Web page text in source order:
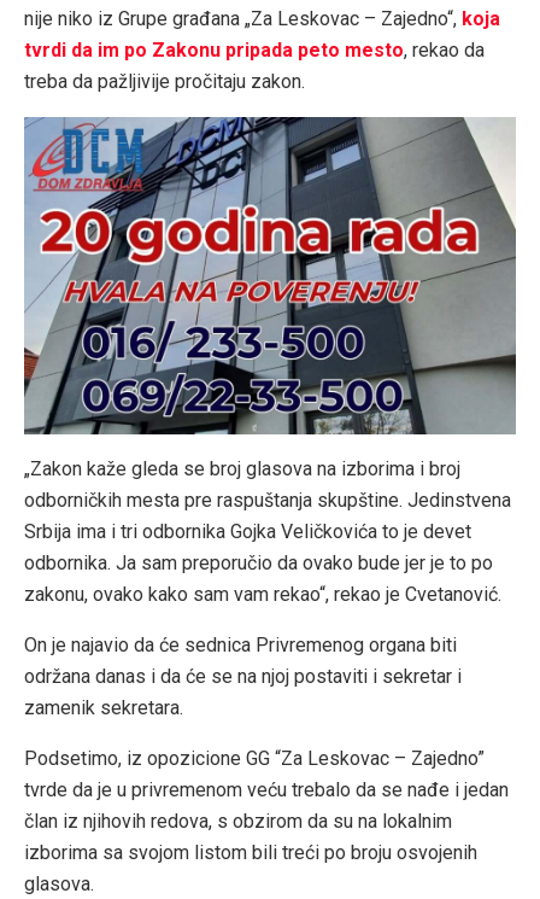
nije niko iz Grupe građana „Za Leskovac – Zajedno“, koja
tvrdi da im po Zakonu pripada peto mesto, rekao da
treba da pažljivije pročitaju zakon.
„Zakon kaže gleda se broj glasova na izborima i broj
odborničkih mesta pre raspuštanja skupštine. Jedinstvena
Srbija ima i tri odbornika Gojka Veličkovića to je devet
odbornika. Ja sam preporučio da ovako bude jer je to po
zakonu, ovako kako sam vam rekao“, rekao je Cvetanović.
On je najavio da će sednica Privremenog organa biti
održana danas i da će se na njoj postaviti i sekretar i
zamenik sekretara.
Podsetimo, iz opozicione GG “Za Leskovac – Zajedno”
tvrde da je u privremenom veću trebalo da se nađe i jedan
član iz njihovih redova, s obzirom da su na lokalnim
izborima sa svojom listom bili treći po broju osvojenih
glasova.